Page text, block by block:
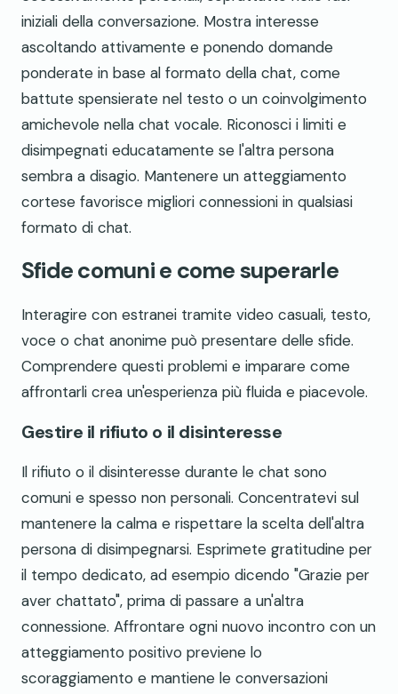
iniziali della conversazione. Mostra interesse
ascoltando attivamente e ponendo domande
ponderate in base al formato della chat, come
battute spensierate nel testo o un coinvolgimento
amichevole nella chat vocale. Riconosci i limiti e
disimpegnati educatamente se l'altra persona
sembra a disagio. Mantenere un atteggiamento
cortese favorisce migliori connessioni in qualsiasi
formato di chat.
Sfide comuni e come superarle
Interagire con estranei tramite video casuali, testo,
voce o chat anonime può presentare delle sfide.
Comprendere questi problemi e imparare come
affrontarli crea un'esperienza più fluida e piacevole.
Gestire il rifiuto o il disinteresse
Il rifiuto o il disinteresse durante le chat sono
comuni e spesso non personali. Concentratevi sul
mantenere la calma e rispettare la scelta dell'altra
persona di disimpegnarsi. Esprimete gratitudine per
il tempo dedicato, ad esempio dicendo "Grazie per
aver chattato", prima di passare a un'altra
connessione. Affrontare ogni nuovo incontro con un
atteggiamento positivo previene lo
scoraggiamento e mantiene le conversazioni